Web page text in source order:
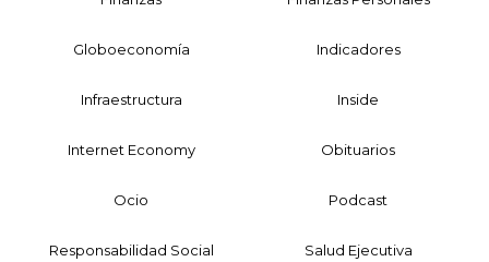
Globoeconomía Indicadores
Infraestructura Inside
Internet Economy Obituarios
Ocio Podcast
Responsabilidad Social Salud Ejecutiva